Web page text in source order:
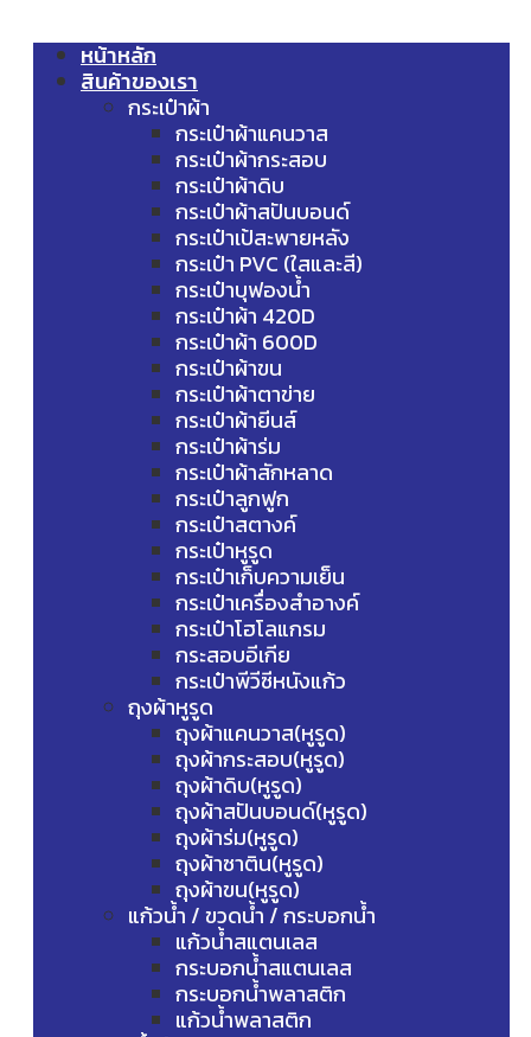
หน้าหลัก
สินค้าของเรา
กระเป๋าผ้า
กระเป๋าผ้าแคนวาส
กระเป๋าผ้ากระสอบ
กระเป๋าผ้าดิบ
กระเป๋าผ้าสปันบอนด์
กระเป๋าเป้สะพายหลัง
กระเป๋า PVC (ใสและสี)
กระเป๋าบุฟองน้ำ
กระเป๋าผ้า 420D
กระเป๋าผ้า 600D
กระเป๋าผ้าขน
กระเป๋าผ้าตาข่าย
กระเป๋าผ้ายีนส์
กระเป๋าผ้าร่ม
กระเป๋าผ้าสักหลาด
กระเป๋าลูกฟูก
กระเป๋าสตางค์
กระเป๋าหูรูด
กระเป๋าเก็บความเย็น
กระเป๋าเครื่องสำอางค์
กระเป๋าโฮโลแกรม
กระสอบอีเกีย
กระเป๋าพีวีซีหนังแก้ว
ถุงผ้าหูรูด
ถุงผ้าแคนวาส(หูรูด)
ถุงผ้ากระสอบ(หูรูด)
ถุงผ้าดิบ(หูรูด)
ถุงผ้าสปันบอนด์(หูรูด)
ถุงผ้าร่ม(หูรูด)
ถุงผ้าซาติน(หูรูด)
ถุงผ้าขน(หูรูด)
แก้วน้ำ / ขวดน้ำ / กระบอกน้ำ
แก้วน้ำสแตนเลส
กระบอกน้ำสแตนเลส
กระบอกน้ำพลาสติก
แก้วน้ำพลาสติก